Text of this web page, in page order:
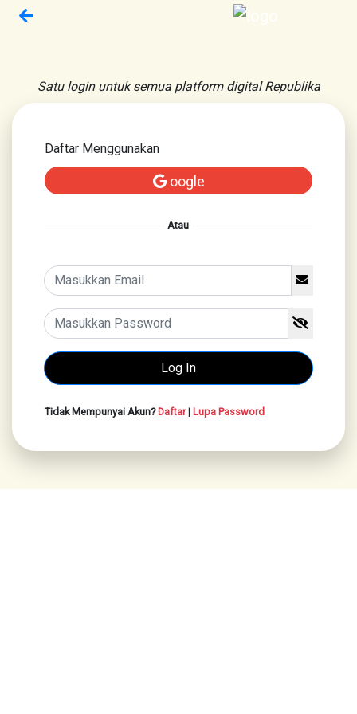
Satu login untuk semua platform digital Republika
Daftar Menggunakan
oogle
Atau
Tidak Mempunyai Akun?Daftar| Lupa Password